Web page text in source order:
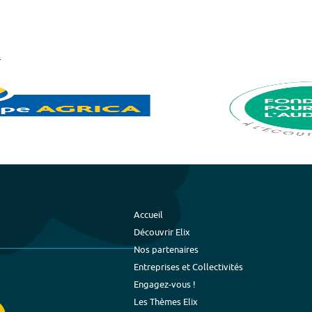
Accueil
Découvrir Elix
Nos partenaires
Entreprises et Collectivités
Engagez-vous !
Les Thèmes Elix